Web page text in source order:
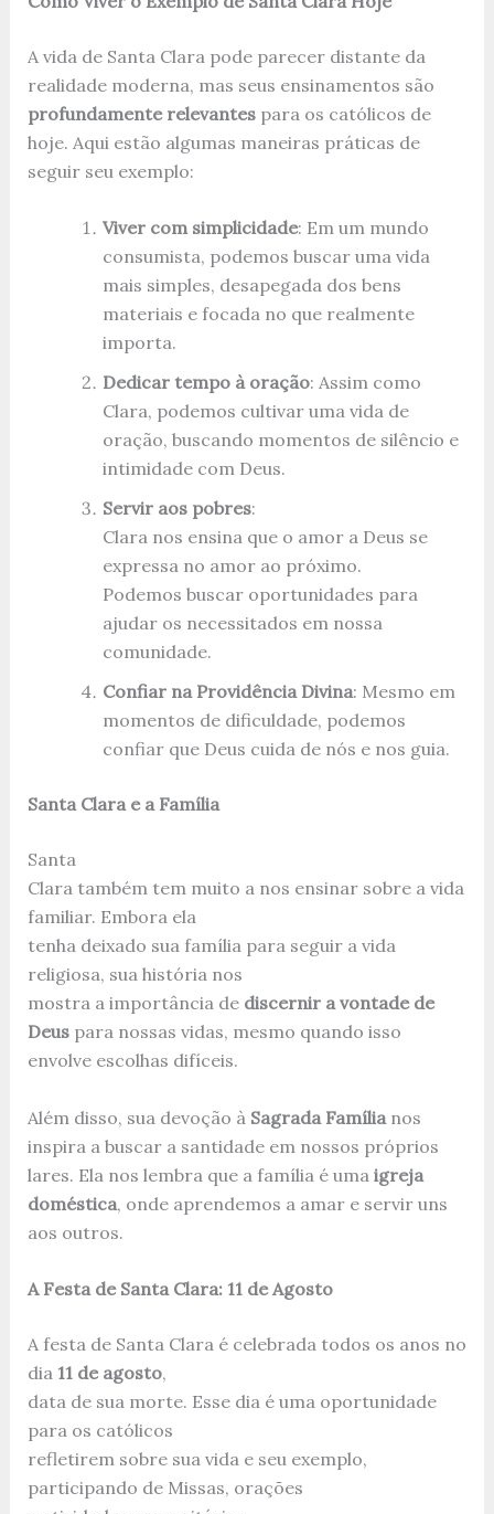
A vida de Santa Clara pode parecer distante da
realidade moderna, mas seus ensinamentos são
profundamente relevantespara os católicos de
hoje. Aqui estão algumas maneiras práticas de
seguir seu exemplo:
Viver com simplicidade: Em um mundo
consumista, podemos buscar uma vida
mais simples, desapegada dos bens
materiais e focada no que realmente
importa.
Dedicar tempo à oração: Assim como
Clara, podemos cultivar uma vida de
oração, buscando momentos de silêncio e
intimidade com Deus.
Servir aos pobres:
Clara nos ensina que o amor a Deus se
expressa no amor ao próximo.
Podemos buscar oportunidades para
ajudar os necessitados em nossa
comunidade.
Confiar na Providência Divina: Mesmo em
momentos de dificuldade, podemos
confiar que Deus cuida de nós e nos guia.
Santa Clara e a Família
Santa
Clara também tem muito a nos ensinar sobre a vida
familiar. Embora ela
tenha deixado sua família para seguir a vida
religiosa, sua história nos
mostra a importância de discernir a vontade de
Deuspara nossas vidas, mesmo quando isso
envolve escolhas difíceis.
Além disso, sua devoção à Sagrada Famílianos
inspira a buscar a santidade em nossos próprios
lares. Ela nos lembra que a família é uma igreja
doméstica, onde aprendemos a amar e servir uns
aos outros.
A Festa de Santa Clara: 11 de Agosto
A festa de Santa Clara é celebrada todos os anos no
dia 11 de agosto,
data de sua morte. Esse dia é uma oportunidade
para os católicos
refletirem sobre sua vida e seu exemplo,
participando de Missas, orações